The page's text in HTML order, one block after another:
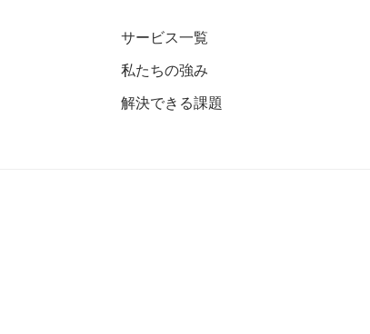
サービス一覧
私たちの強み
解決できる課題